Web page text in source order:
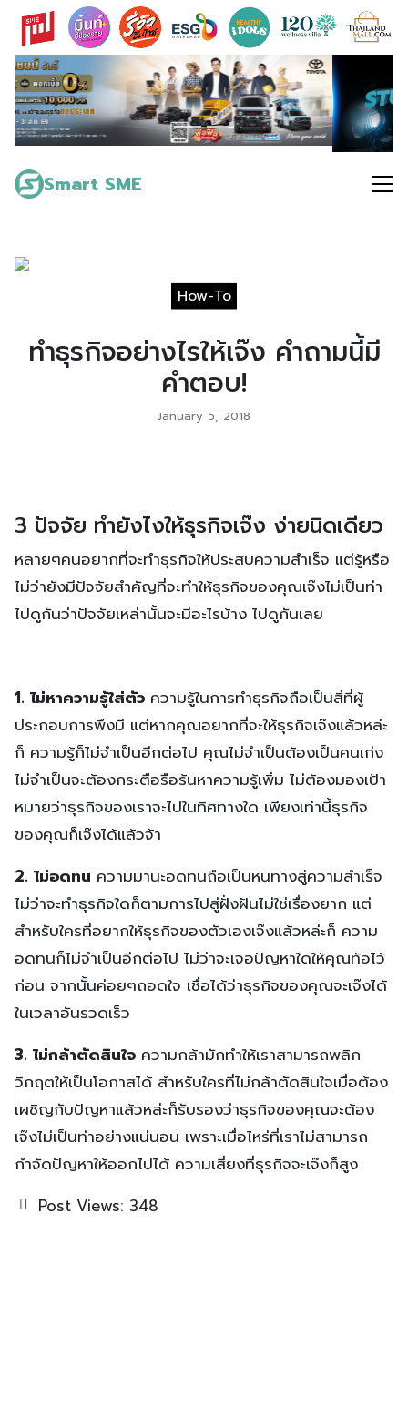
Skip
content
Smart SME
Search
for:
How-To
ทำธุรกิจอย่างไรให้เจ๊ง คำถามนี้มี
คำตอบ!
January 5, 2018
3 ปัจจัย ทำยังไงให้ธุรกิจเจ๊ง ง่ายนิดเดียว
หลายๆคนอยากที่จะทำธุรกิจให้ประสบความสำเร็จ แต่รู้หรือ
ไม่ว่ายังมีปัจจัยสำคัญที่จะทำให้ธุรกิจของคุณเจ๊งไม่เป็นท่า
ไปดูกันว่าปัจจัยเหล่านั้นจะมีอะไรบ้าง ไปดูกันเลย
1. ไม่หาความรู้ใส่ตัว ความรู้ในการทำธุรกิจถือเป็นสิ่ที่ผู้
ประกอบการพึงมี แต่หากคุณอยากที่จะให้ธุรกิจเจ๊งแล้วหล่ะ
ก็ ความรู้ก็ไม่จำเป็นอีกต่อไป คุณไม่จำเป็นต้องเป็นคนเก่ง
ไม่จำเป็นจะต้องกระตือรือร้นหาความรู้เพิ่ม ไม่ต้องมองเป้า
หมายว่าธุรกิจของเราจะไปในทิศทางใด เพียงเท่านี้ธุรกิจ
ของคุณก็เจ๊งได้แล้วจ้า
2. ไม่อดทน ความมานะอดทนถือเป็นหนทางสู่ความสำเร็จ
ไม่ว่าจะทำธุรกิจใดก็ตามการไปสู่ฝั่งฝันไม่ใช่เรื่องยาก แต่
สำหรับใครที่อยากให้ธุรกิจของตัวเองเจ๊งแล้วหล่ะก็ ความ
อดทนก็ไม่จำเป็นอีกต่อไป ไม่ว่าจะเจอปัญหาใดให้คุณท้อไว้
ก่อน จากนั้นค่อยๆถอดใจ เชื่อได้ว่าธุรกิจของคุณจะเจ๊งได้
ในเวลาอันรวดเร็ว
3. ไม่กล้าตัดสินใจ ความกล้ามักทำให้เราสามารถพลิก
วิกฤตให้เป็นโอกาสได้ สำหรับใครที่ไม่กล้าตัดสินใจเมื่อต้อง
เผชิญกับปัญหาแล้วหล่ะก็รับรองว่าธุรกิจของคุณจะต้อง
เจ๊งไม่เป็นท่าอย่างแน่นอน เพราะเมื่อไหร่ที่เราไม่สามารถ
กำจัดปัญหาให้ออกไปได้ ความเสี่ยงที่ธุรกิจจะเจ๊งก็สูง
Post Views: 348